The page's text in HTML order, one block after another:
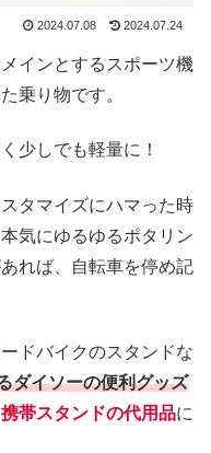
2024.07.08 2024.07.24
インとするスポーツ機
乗り物です。
少しでも軽量に！
タマイズにハマった時
気にゆるゆるポタリン
れば、自転車を停め記
ドバイクのスタンドな
ダイソーの便利グッズ
携帯スタンドの代用品に